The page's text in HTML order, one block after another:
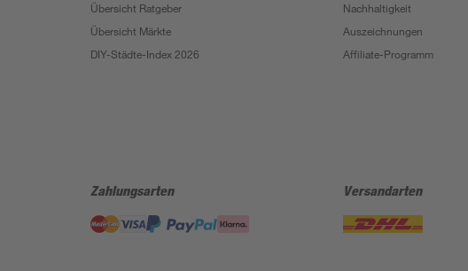
Übersicht Ratgeber
Übersicht Märkte
DIY-Städte-Index 2026
Nachhaltigkeit
Auszeichnungen
Affiliate-Programm
Zahlungsarten Versandarten